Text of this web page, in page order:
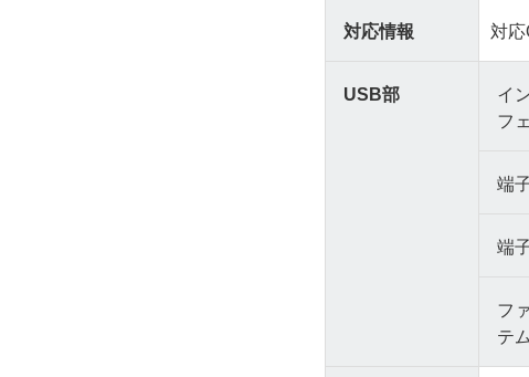
対応情報 対
USB部
イ
フ
端
端
フ
テム